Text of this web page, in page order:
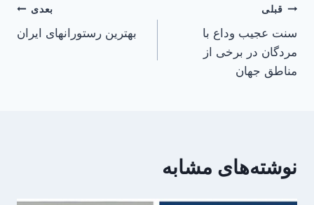
راهبری
نوشته
قبلی
سنت عجیب وداع با
مردگان در برخی از
مناطق جهان
بعدی
بهترین رستورانهای ایران
نوشته‌های مشابه